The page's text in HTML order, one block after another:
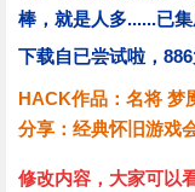
棒，就是人多......已
下载自已尝试啦，886
HACK作品：名将 梦
分享：经典怀旧游戏
修改内容，大家可以